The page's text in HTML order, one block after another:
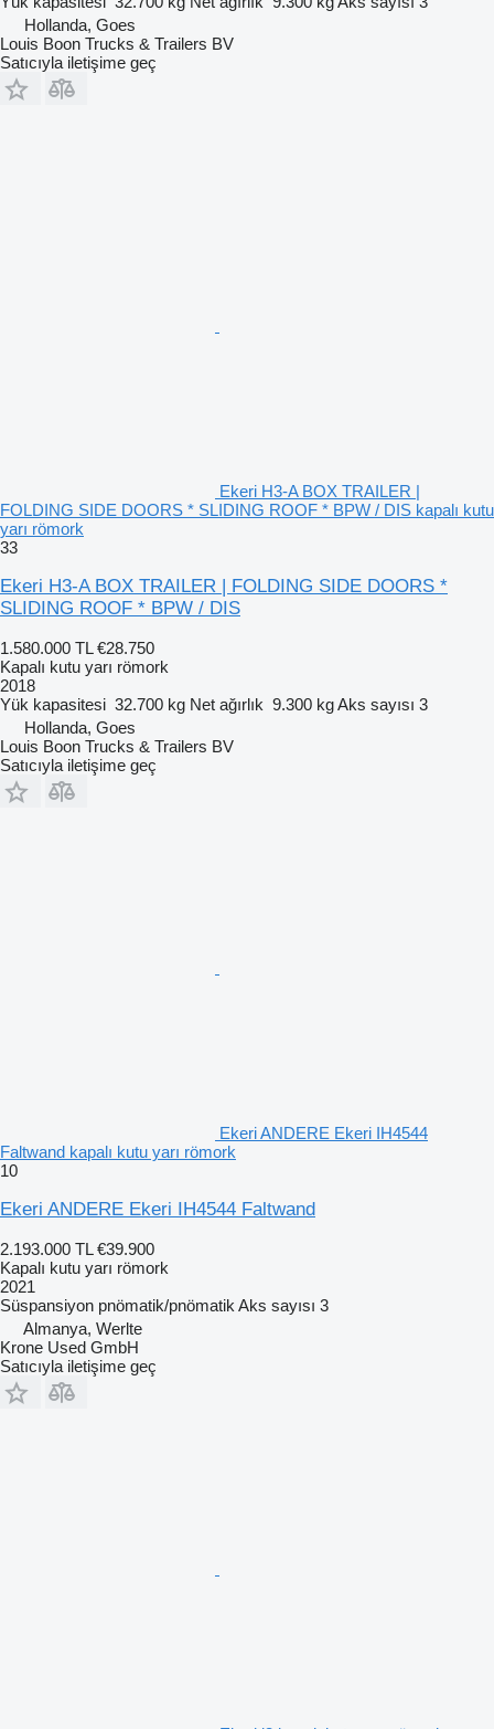
Hollanda, Goes
Louis Boon Trucks & Trailers BV
Satıcıyla iletişime geç
Ekeri H3-A BOX TRAILER |
FOLDING SIDE DOORS * SLIDING ROOF * BPW / DIS kapalı kutu
yarı römork
33
Ekeri H3-A BOX TRAILER | FOLDING SIDE DOORS *
SLIDING ROOF * BPW / DIS
1.580.000 TL €28.750
Kapalı kutu yarı römork
2018
Yük kapasitesi 32.700 kg Net ağırlık 9.300 kgAks sayısı 3
Hollanda, Goes
Louis Boon Trucks & Trailers BV
Satıcıyla iletişime geç
Ekeri ANDERE Ekeri IH4544
Faltwand kapalı kutu yarı römork
10
Ekeri ANDERE Ekeri IH4544 Faltwand
2.193.000 TL €39.900
Kapalı kutu yarı römork
2021
Süspansiyon pnömatik/pnömatik Aks sayısı 3
Almanya, Werlte
Krone Used GmbH
Satıcıyla iletişime geç